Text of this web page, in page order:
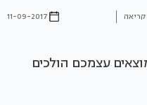
11-09-2017
עצמכם הולכים